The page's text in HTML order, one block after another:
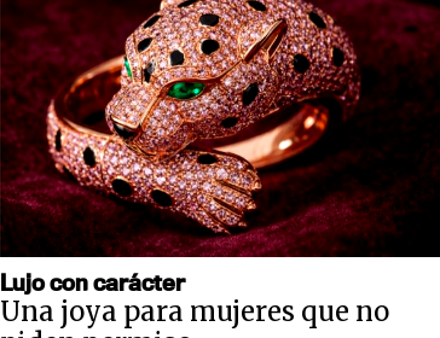
Lujo con carácter
Una joya para mujeres que no